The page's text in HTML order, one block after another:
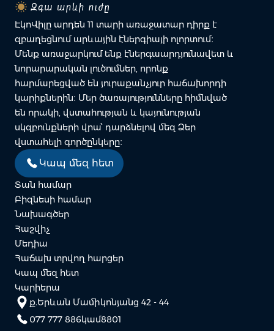
ԷկոՎիլը արդեն 11 տարի առաջատար դիրք է
զբաղեցնում արևային էներգիայի ոլորտում։
Մենք առաջարկում ենք էներգաարդյունավետ և
նորարարական լուծումներ, որոնք
հարմարեցված են յուրաքանչյուր հաճախորդի
կարիքներին։ Մեր ծառայությունները հիմնված
են որակի, վստահության և կայունության
սկզբունքների վրա՝ դարձնելով մեզ Ձեր
վստահելի գործընկերը։
Կապ մեզ հետ
Տան համար
Բիզնեսի համար
Նախագծեր
Հաշվիչ
Մեդիա
Հաճախ տրվող հարցեր
Կապ մեզ հետ
Կարիերա
ք.Երևան Մամիկոնյանց 42 - 44
077 777 886կամ8801